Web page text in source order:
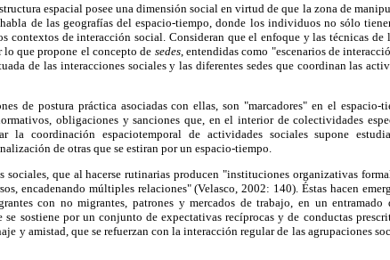
espacial posee una dimensión social en virtud de que la zona de
de las geografías del espacio-tiempo, donde los individuos no sólo
contextos de interacción social. Consideran que el enfoque y las técnicas de
lo que propone el concepto de sedes, entendidas como "escenarios de
de las interacciones sociales y las diferentes sedes que coordinan las
de postura práctica asociadas con ellas, son "marcadores" en el
obligaciones y sanciones que, en el interior de colectividades
la coordinación espaciotemporal de actividades sociales supone
de otras que se estiran por un espacio-tiempo.
sociales, que al hacerse rutinarias producen "instituciones organizativas
encadenando múltiples relaciones" (Velasco, 2002: 140). Éstas hacen
con no migrantes, patrones y mercados de trabajo, en un entramado
sostiene por un conjunto de expectativas recíprocas y de conductas
y amistad, que se refuerzan con la interacción regular de las agrupaciones